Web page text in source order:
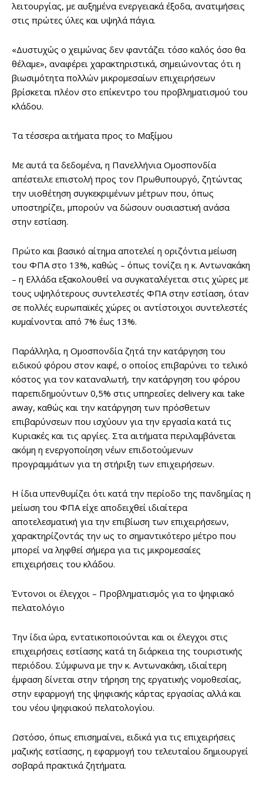
λειτουργίας, με αυξημένα ενεργειακά έξοδα, ανατιμήσεις
στις πρώτες ύλες και υψηλά πάγια.
«Δυστυχώς ο χειμώνας δεν φαντάζει τόσο καλός όσο θα
θέλαμε», αναφέρει χαρακτηριστικά, σημειώνοντας ότι η
βιωσιμότητα πολλών μικρομεσαίων επιχειρήσεων
βρίσκεται πλέον στο επίκεντρο του προβληματισμού του
κλάδου.
Τα τέσσερα αιτήματα προς το Μαξίμου
Με αυτά τα δεδομένα, η Πανελλήνια Ομοσπονδία
απέστειλε επιστολή προς τον Πρωθυπουργό, ζητώντας
την υιοθέτηση συγκεκριμένων μέτρων που, όπως
υποστηρίζει, μπορούν να δώσουν ουσιαστική ανάσα
στην εστίαση.
Πρώτο και βασικό αίτημα αποτελεί η οριζόντια μείωση
του ΦΠΑ στο 13%, καθώς – όπως τονίζει η κ. Αντωνακάκη
– η Ελλάδα εξακολουθεί να συγκαταλέγεται στις χώρες με
τους υψηλότερους συντελεστές ΦΠΑ στην εστίαση, όταν
σε πολλές ευρωπαϊκές χώρες οι αντίστοιχοι συντελεστές
κυμαίνονται από 7% έως 13%.
Παράλληλα, η Ομοσπονδία ζητά την κατάργηση του
ειδικού φόρου στον καφέ, ο οποίος επιβαρύνει το τελικό
κόστος για τον καταναλωτή, την κατάργηση του φόρου
παρεπιδημούντων 0,5% στις υπηρεσίες delivery και take
away, καθώς και την κατάργηση των πρόσθετων
επιβαρύνσεων που ισχύουν για την εργασία κατά τις
Κυριακές και τις αργίες. Στα αιτήματα περιλαμβάνεται
ακόμη η ενεργοποίηση νέων επιδοτούμενων
προγραμμάτων για τη στήριξη των επιχειρήσεων.
Η ίδια υπενθυμίζει ότι κατά την περίοδο της πανδημίας η
μείωση του ΦΠΑ είχε αποδειχθεί ιδιαίτερα
αποτελεσματική για την επιβίωση των επιχειρήσεων,
χαρακτηρίζοντάς την ως το σημαντικότερο μέτρο που
μπορεί να ληφθεί σήμερα για τις μικρομεσαίες
επιχειρήσεις του κλάδου.
Έντονοι οι έλεγχοι – Προβληματισμός για το ψηφιακό
πελατολόγιο
Την ίδια ώρα, εντατικοποιούνται και οι έλεγχοι στις
επιχειρήσεις εστίασης κατά τη διάρκεια της τουριστικής
περιόδου. Σύμφωνα με την κ. Αντωνακάκη, ιδιαίτερη
έμφαση δίνεται στην τήρηση της εργατικής νομοθεσίας,
στην εφαρμογή της ψηφιακής κάρτας εργασίας αλλά και
του νέου ψηφιακού πελατολογίου.
Ωστόσο, όπως επισημαίνει, ειδικά για τις επιχειρήσεις
μαζικής εστίασης, η εφαρμογή του τελευταίου δημιουργεί
σοβαρά πρακτικά ζητήματα.